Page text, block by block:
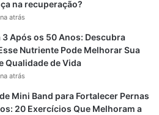
beneficiam muito.
O descanso é essencial
para adaptação muscular.
fortalece a lombar?
na recuperação?
atrás
3 Após os 50 Anos: Descubra
Nutriente Pode Melhorar Sua
Qualidade de Vida
atrás
Mini Band para Fortalecer Pernas
20 Exercícios Que Melhoram a